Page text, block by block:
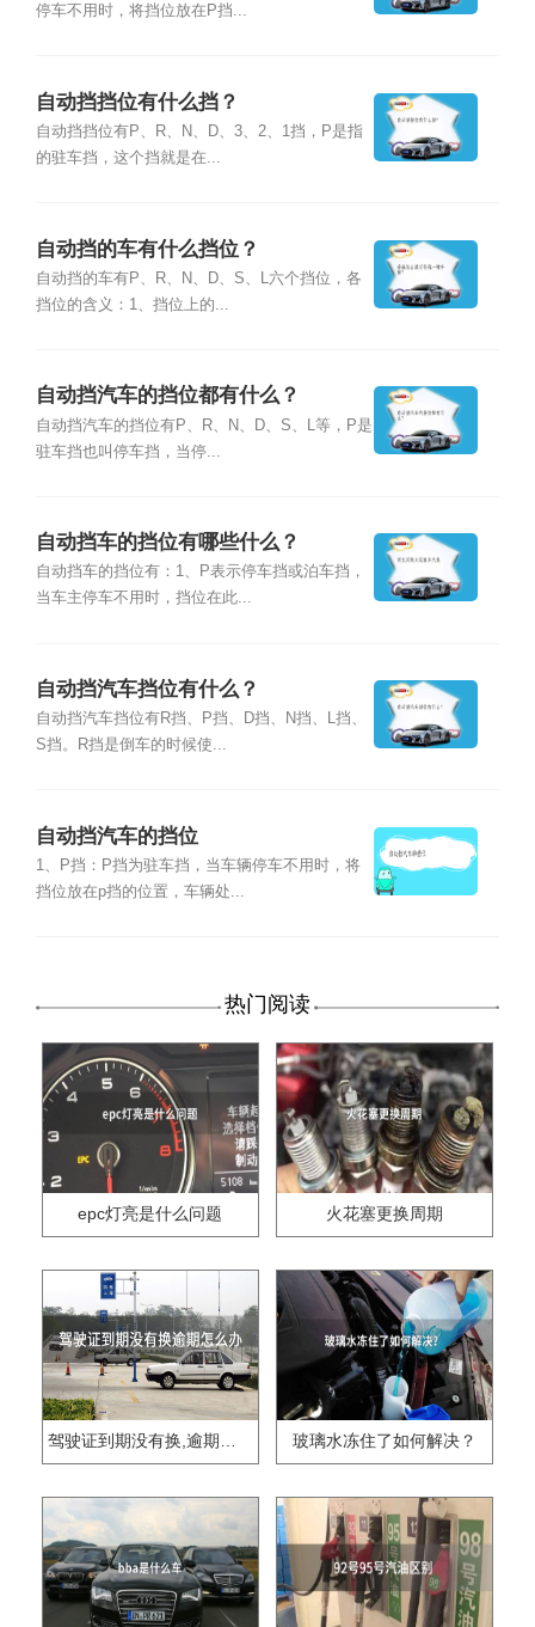
停车不用时，将挡位放在P挡...
自动挡挡位有什么挡？
自动挡挡位有P、R、N、D、3、2、1挡，P是指
的驻车挡，这个挡就是在...
自动挡的车有什么挡位？
自动挡的车有P、R、N、D、S、L六个挡位，各
挡位的含义：1、挡位上的...
自动挡汽车的挡位都有什么？
自动挡汽车的挡位有P、R、N、D、S、L等，P是
驻车挡也叫停车挡，当停...
自动挡车的挡位有哪些什么？
自动挡车的挡位有：1、P表示停车挡或泊车挡，
当车主停车不用时，挡位在此...
自动挡汽车挡位有什么？
自动挡汽车挡位有R挡、P挡、D挡、N挡、L挡、
S挡。R挡是倒车的时候使...
自动挡汽车的挡位
1、P挡：P挡为驻车挡，当车辆停车不用时，将
挡位放在p挡的位置，车辆处...
热门阅读
epc灯亮是什么问题 火花塞更换周期
驾驶证到期没有换,逾期怎么办?? 玻璃水冻住了如何解决？